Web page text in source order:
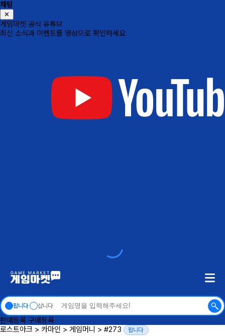
채팅
✕
게임마켓 공식 유튜브
최신 소식과 이벤트를 영상으로 확인하세요
팝니다 삽니다
판매등록 구매등록
로스트아크 > 카마인 > 게임머니 > #273 팝니다